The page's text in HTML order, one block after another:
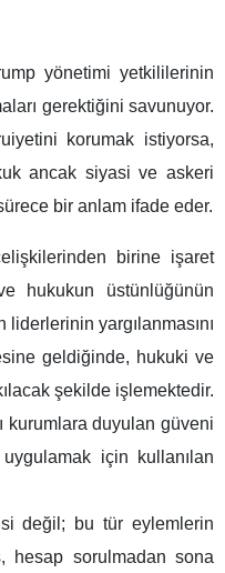
yönetimi yetkililerinin
gerektiğini savunuyor.
korumak istiyorsa,
ancak siyasi ve askeri
bir anlam ifade eder.
birine işaret
hukukun üstünlüğünün
yargılanmasını
geldiğinde, hukuki ve
şekilde işlemektedir.
kurumlara duyulan güveni
için kullanılan
değil; bu tür eylemlerin
hesap sorulmadan sona